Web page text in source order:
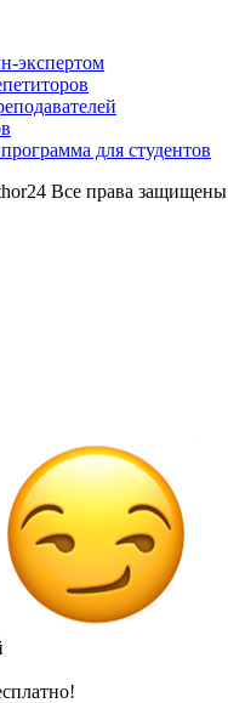
экспертом
для студентов
Все права защищены